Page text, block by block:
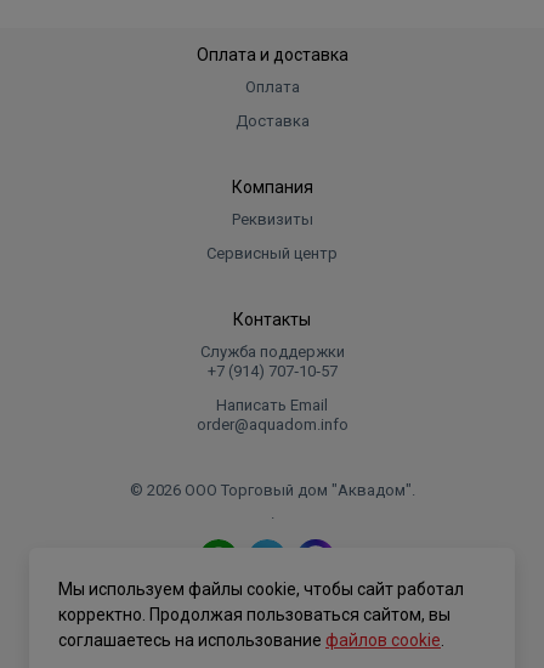
Оплата и доставка
Оплата
Доставка
Компания
Реквизиты
Сервисный центр
Контакты
Служба поддержки
+7 (914) 707‑10‑57
Написать Email
order@aquadom.info
© 2026 ООО Торговый дом "Аквадом".
.
Политика конфиденциальности
Мы используем файлы cookie, чтобы сайт работал
корректно. Продолжая пользоваться сайтом, вы
соглашаетесь на использование файлов cookie